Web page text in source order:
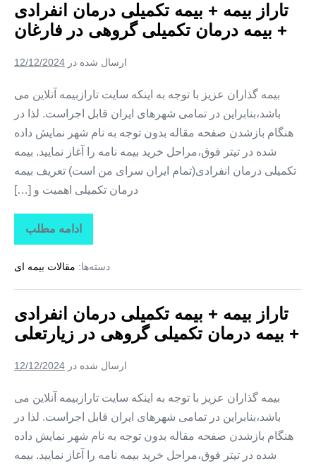
+
بیمه
درمان
تکمیلی
در
تاراز بیمه + بیمه تکمیلی درمان انفرادی
+ بیمه درمان تکمیلی گروهی در فارغان
ارسال شده در 12/12/2024
بیمه گذاران عزیز با توجه به اینکه سایت تارازبیمه آنلاین می
باشد،بنابراین در تمامی شهرهای ایران قابل اجراست. لذا در
هنگام بازشدن صفحه مقاله بدون توجه به نام شهر نمایش داده
شده در تیتر فوق،مراحل خرید بیمه نامه را آغاز نمایید. بیمه
تکمیلی درمان انفرادی(تمام ایران سرای من است) تعریف بیمه
درمان تکمیلی اهمیت و […]
ادامه مطلب
تاراز
بیمه
بیمه
درمان
+
بیمه
درمان
تکمیلی
در
دسته‌ها: مقالات بیمه ای
تاراز بیمه + بیمه تکمیلی درمان انفرادی
+ بیمه درمان تکمیلی گروهی در زیارتعلی
ارسال شده در 12/12/2024
بیمه گذاران عزیز با توجه به اینکه سایت تارازبیمه آنلاین می
باشد،بنابراین در تمامی شهرهای ایران قابل اجراست. لذا در
هنگام بازشدن صفحه مقاله بدون توجه به نام شهر نمایش داده
شده در تیتر فوق،مراحل خرید بیمه نامه را آغاز نمایید. بیمه